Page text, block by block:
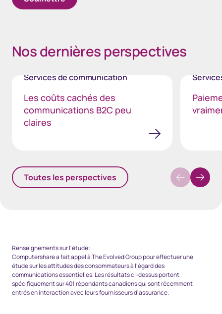
Nos dernières perspectives​
Services de communication
Les coûts cachés des
communications B2C peu
claires
Toutes les perspectives
Renseignements sur l'étude:
Computershare a fait appel à The Evolved Group pour effectuer une
étude sur les attitudes des consommateurs à l'égard des
communications essentielles. Les résultats ci-dessus portent
spécifiquement sur 401 répondants canadiens qui sont récemment
entrés en interaction avec leurs fournisseurs d'assurance.